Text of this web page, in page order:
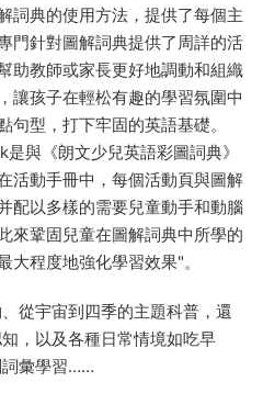
詞典的使用方法，提供了每個主
門針對圖解詞典提供了周詳的活
助教師或家長更好地調動和組織
讓孩子在輕松有趣的學習氛圍中
句型，打下牢固的英語基礎。
與《朗文少兒英語彩圖詞典》
活動手冊中，每個活動頁與圖解
配以多樣的需要兒童動手和動腦
來鞏固兒童在圖解詞典中所學的
大程度地強化學習效果"。
從宇宙到四季的主題科普，還
，以及各種日常情境如吃早
詞彙學習……